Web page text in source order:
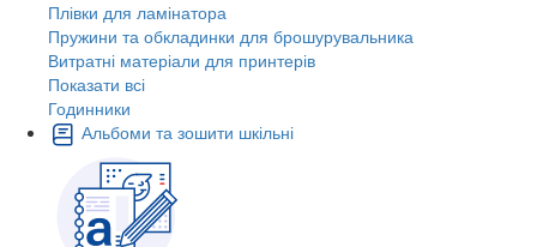
Плівки для ламінатора
Пружини та обкладинки для брошурувальника
Витратні матеріали для принтерів
Показати всі
Годинники
Альбоми та зошити шкільні